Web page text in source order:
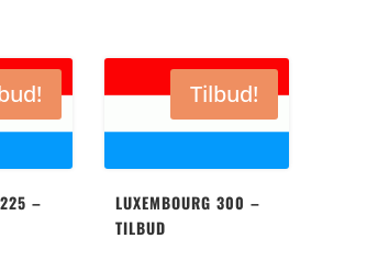
150,00
kr..
385,00
kr..
192,50
kr..
225 –
Tilbud!
LUXEMBOURG 300 –
TILBUD